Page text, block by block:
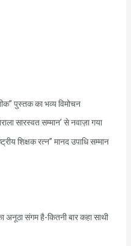
पुस्तक का भव्य विमोचन
सारस्वत सम्मान’ से नवाज़ा गया
शिक्षक रत्न” मानद उपाधि सम्मान
संगम है-कितनी बार कहा साथी